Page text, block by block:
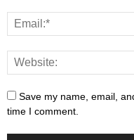
Save my name, email,
time I comment.